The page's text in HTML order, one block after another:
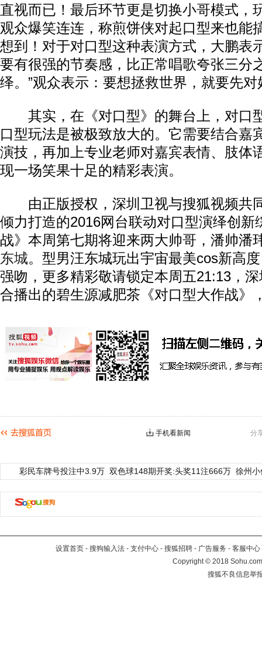
直视而已！最后环节更是切换小哥模式，
观众爆笑连连，称煎饼侠对起口型来也能
想到！对于对口型这种表演方式，大鹏表
要有很强的节奏感，比正常唱歌夸张三分
绎。”观众表示：要想拯救世界，就要先
其实，在《对口型》的舞台上，对口
口型玩法是被极致放大的。它需要结合嘉
演技，再加上专业老师对嘉宾表情、肢体
现一场笑果十足的精彩表演。
由正版授权，深圳卫视与搜狐视频共
倾力打造的2016网台联动对口型演绎创新
战》本周第七期将迎来两大帅哥，潘帅潘
东城。型男汪东城玩出宇宙最美cos新高
强吻，更多精彩敬请锁定本周五21:13，
合播出的碧生源减肥茶《对口型大作战》
分
手机看新闻
彩民车牌号投注中3.9万 双色球148期开奖:头奖11注666万 徐州
设置首页 - 搜狗输入法 - 支付中心 - 搜狐招聘 - 广告服务 - 客服中心
Copyright©2018
搜狐不良信息举